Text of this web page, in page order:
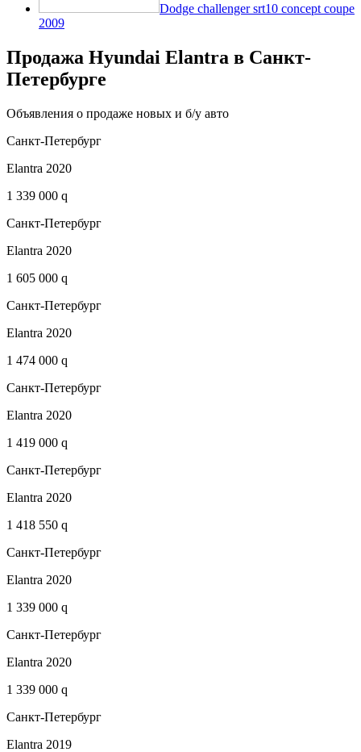
Dodge challenger srt10 concept coupe
2009
Продажа Hyundai Elantra в Санкт-
Петербурге
Объявления о продаже новых и б/у авто
Санкт-Петербург
Elantra 2020
1 339 000 q
Санкт-Петербург
Elantra 2020
1 605 000 q
Санкт-Петербург
Elantra 2020
1 474 000 q
Санкт-Петербург
Elantra 2020
1 419 000 q
Санкт-Петербург
Elantra 2020
1 418 550 q
Санкт-Петербург
Elantra 2020
1 339 000 q
Санкт-Петербург
Elantra 2020
1 339 000 q
Санкт-Петербург
Elantra 2019